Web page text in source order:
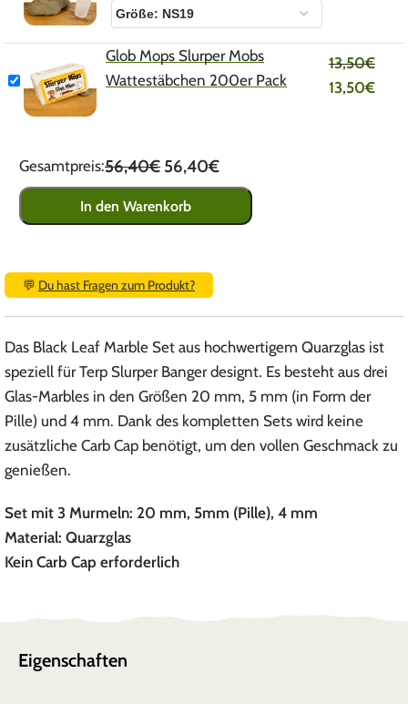
Glob Mops Slurper Mobs
Wattestäbchen 200er Pack
13,50€
13,50€
Gesamtpreis:56,40€ 56,40€
In den Warenkorb
💬 Du hast Fragen zum Produkt?
Das Black Leaf Marble Set aus hochwertigem Quarzglas ist
speziell für Terp Slurper Banger designt. Es besteht aus drei
Glas-Marbles in den Größen 20 mm, 5 mm (in Form der
Pille) und 4 mm. Dank des kompletten Sets wird keine
zusätzliche Carb Cap benötigt, um den vollen Geschmack zu
genießen.
Set mit 3 Murmeln: 20 mm, 5mm (Pille), 4 mm
Material: Quarzglas
Kein Carb Cap erforderlich
Eigenschaften